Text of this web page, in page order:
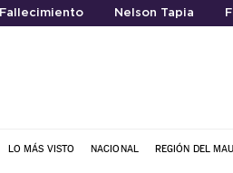
Fallecimiento Nelson Tapia
LO MÁS VISTO NACIONAL REGIÓN DEL